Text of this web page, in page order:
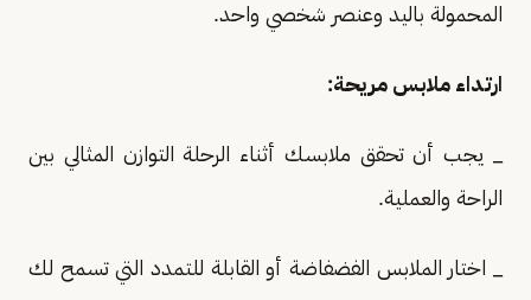
المحمولة باليد وعنصر شخصي واحد.
ارتداء ملابس مريحة:
_ يجب أن تحقق ملابسك أثناء الرحلة التوازن المثالي بين
الراحة والعملية.
_ اختار الملابس الفضفاضة أو القابلة للتمدد التي تسمح لك